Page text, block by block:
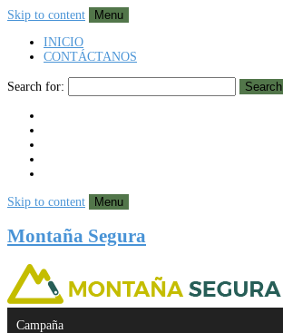
Skip to content
Menu
INICIO
CONTÁCTANOS
Search for: Search
Skip to content Menu
Montaña Segura
Campaña